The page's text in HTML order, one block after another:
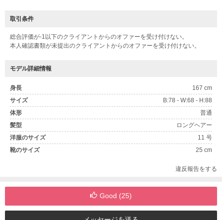
取引条件
総合評価が-1以下のクライアントからのオファーを受け付けない。
本人確認書類が未提出のクライアントからのオファーを受け付けない。
モデル詳細情報
身長
167 cm
サイズ
B:78 - W:68 - H:88
体形
普通
髪型
ロングヘアー
洋服のサイズ
11 号
靴のサイズ
25 cm
違反報告をする
Good (25)